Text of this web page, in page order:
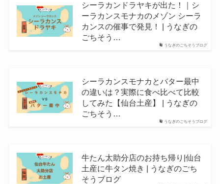
うなぎのごちそうブログ
シーラカンドラヤキが出た！｜シ
ーラカンスモナカのメゾン シーラ
カンスの催事で発見！ | うなぎの
ごちそう…
うなぎのごちそうブログ
シーラカンスモナカとバター最中
の違いは？実際に食べ比べて比較
してみた【仙台土産】 | うなぎの
ごちそう…
牛たん太助分店のお持ち帰り|仙台
土産に牛タン焼き | うなぎのごち
そうブログ